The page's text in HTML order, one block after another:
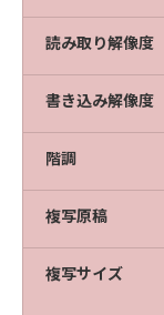
読み取り解像度
書き込み解像度
階調
複写原稿
複写サイズ